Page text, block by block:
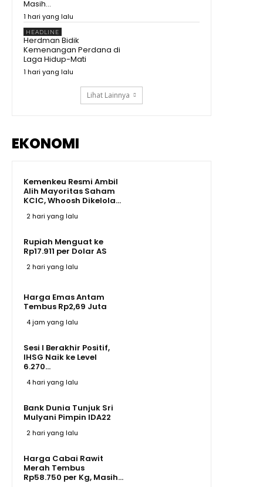
Pengembangan Teknologi
Prabowo Blak-blakan!
Kenyataan Pendidikan RI Masih
Kalah dari dari Negara
Tetangga
08:46
Masih...
1 hari yang lalu
HEADLINE
Herdman Bidik
Kemenangan Perdana di
Laga Hidup-Mati
1 hari yang lalu
Lihat Lainnya
EKONOMI
Kemenkeu Resmi Ambil
Alih Mayoritas Saham
KCIC, Whoosh Dikelola...
2 hari yang lalu
Rupiah Menguat ke
Rp17.911 per Dolar AS
2 hari yang lalu
Harga Emas Antam
Tembus Rp2,69 Juta
4 jam yang lalu
Sesi I Berakhir Positif,
IHSG Naik ke Level
6.270...
4 hari yang lalu
Bank Dunia Tunjuk Sri
Mulyani Pimpin IDA22
2 hari yang lalu
Harga Cabai Rawit
Merah Tembus
Rp58.750 per Kg, Masih...